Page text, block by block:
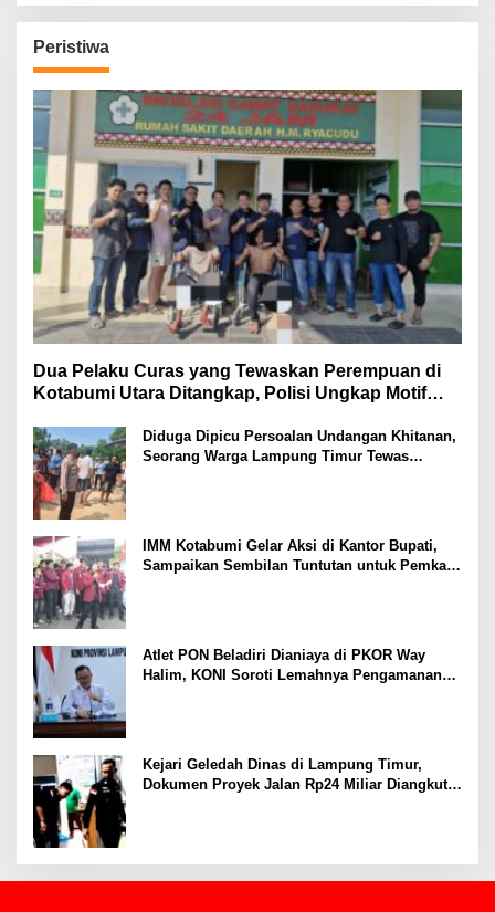
Peristiwa
Dua Pelaku Curas yang Tewaskan Perempuan di
Kotabumi Utara Ditangkap, Polisi Ungkap Motif
Diduga Dipicu Persoalan Undangan Khitanan,
Seorang Warga Lampung Timur Tewas
IMM Kotabumi Gelar Aksi di Kantor Bupati,
Sampaikan Sembilan Tuntutan untuk Pemkab
Atlet PON Beladiri Dianiaya di PKOR Way
Halim, KONI Soroti Lemahnya Pengamanan
Kejari Geledah Dinas di Lampung Timur,
Dokumen Proyek Jalan Rp24 Miliar Diangkut